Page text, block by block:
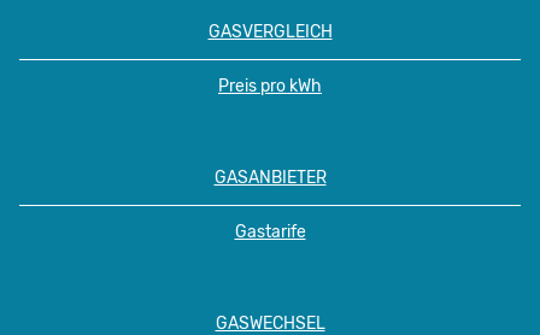
GASVERGLEICH
Preis pro kWh
GASANBIETER
Gastarife
GASWECHSEL